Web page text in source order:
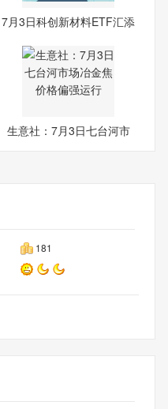
7月3日科创新材料ETF汇添
生意社：7月3日七台河市
181